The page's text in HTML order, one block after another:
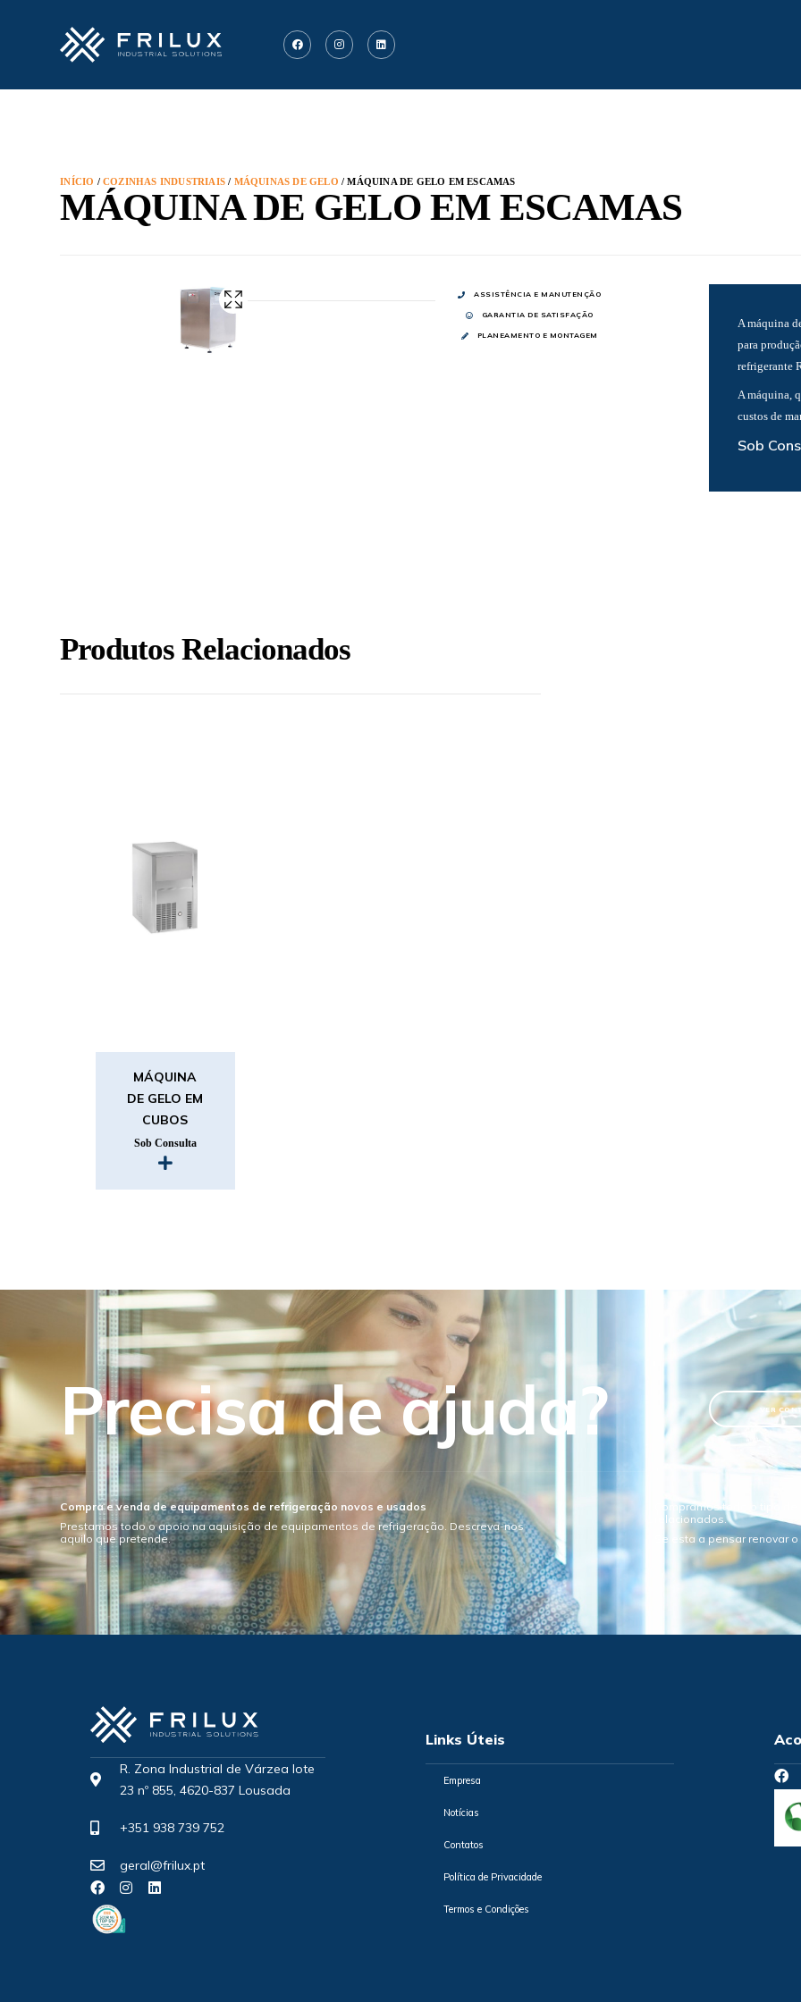
INÍCIO /COZINHAS INDUSTRIAIS / MÁQUINAS DE GELO / MÁQUINA DE GELO EM ESCAMAS
MÁQUINA DE GELO EM ESCAMAS
ASSISTÊNCIA E MANUTENÇÃO
GARANTIA DE SATISFAÇÃO
PLANEAMENTO E MONTAGEM
A máquina
para
refrigerante
A máquina,
custos de
Sob
Produtos Relacionados
MÁQUINA
DE GELO EM
CUBOS
Sob Consulta
Precisa de ajuda? VER
Compra e venda de equipamentos de refrigeração novos e usados
Prestamos todo o apoio na aquisição de equipamentos de refrigeração. Descreva-nos
aquilo que pretende.
Compramos todo o tipo
relacionados.
Se esta a pensar renovar
R. Zona Industrial de Várzea lote
23 nº 855, 4620-837 Lousada
+351 938 739 752
geral@frilux.pt
Links Úteis
Empresa
Notícias
Contatos
Política de Privacidade
Termos e Condições